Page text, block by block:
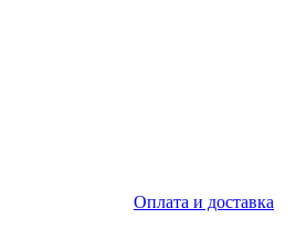
Оплата и доставка